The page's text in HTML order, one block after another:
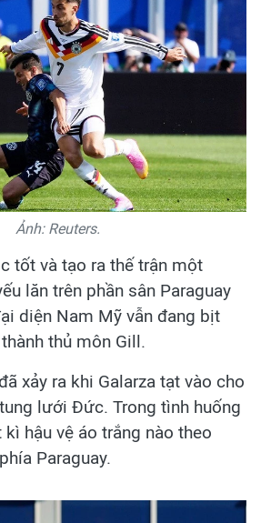
Ảnh: Reuters.
tốt và tạo ra thế trận một
lăn trên phần sân Paraguay
diện Nam Mỹ vẫn đang bịt
thủ môn Gill.
xảy ra khi Galarza tạt vào cho
lưới Đức. Trong tình huống
kì hậu vệ áo trắng nào theo
Paraguay.